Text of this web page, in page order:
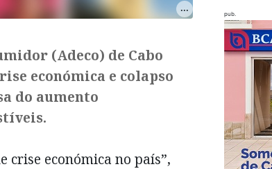
(Adeco) de Cabo
económica e colapso
do aumento
crise económica no país”,
pub.